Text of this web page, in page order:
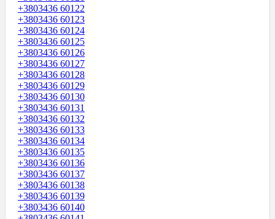
+3803436 60122
+3803436 60123
+3803436 60124
+3803436 60125
+3803436 60126
+3803436 60127
+3803436 60128
+3803436 60129
+3803436 60130
+3803436 60131
+3803436 60132
+3803436 60133
+3803436 60134
+3803436 60135
+3803436 60136
+3803436 60137
+3803436 60138
+3803436 60139
+3803436 60140